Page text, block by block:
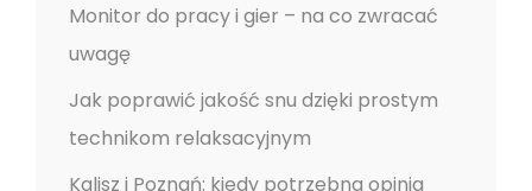
Monitor do pracy i gier – na co zwracać
uwagę
Jak poprawić jakość snu dzięki prostym
technikom relaksacyjnym
Kalisz i Poznań: kiedy potrzebna opinia